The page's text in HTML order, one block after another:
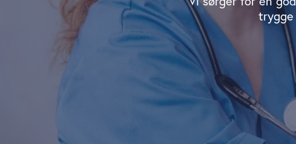
trygge